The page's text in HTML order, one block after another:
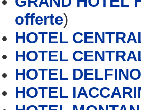
offerte)
HOTEL
HOTEL
HOTEL DELFINO
HOTEL